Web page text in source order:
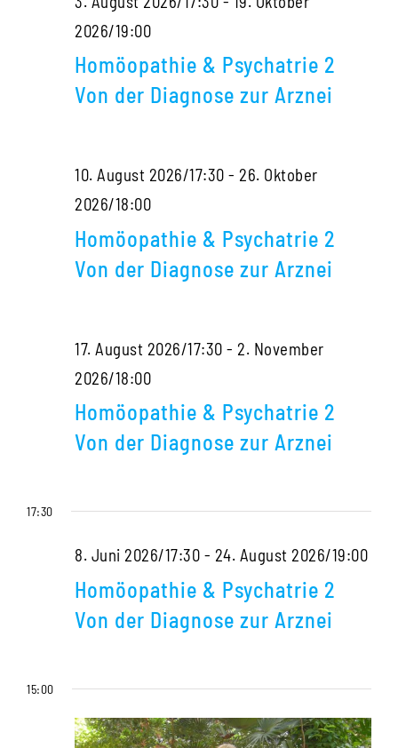
zur
Arznei
Homöopathie & Psychatrie 2
Von der Diagnose zur Arznei
2026/19:00
&
Psychatrie
der
zur
Arznei
Homöopathie & Psychatrie 2
Von der Diagnose zur Arznei
10. August 2026/17:30 - 26. Oktober
2026/18:00
&
Psychatrie
der
zur
Arznei
Homöopathie & Psychatrie 2
Von der Diagnose zur Arznei
17. August 2026/17:30 - 2. November
2026/18:00
&
Psychatrie
Diagnose
zur
Arznei
17:30
Homöopathie & Psychatrie 2
Von der Diagnose zur Arznei
8. Juni 2026/17:30 - 24. August 2026/19:00
15:00